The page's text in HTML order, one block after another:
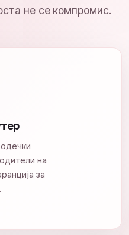
не се компромис.
на
за